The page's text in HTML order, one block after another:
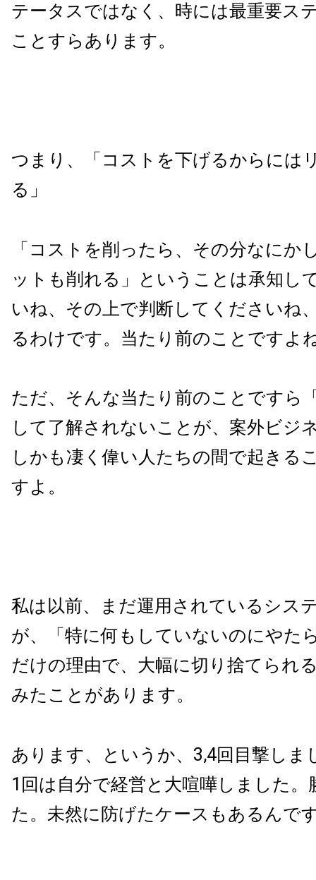
テータスではなく、時には最重要ス
ことすらあります。
つまり、「コストを下げるからには
る」
「コストを削ったら、その分なにか
ットも削れる」ということは承知し
いね、その上で判断してくださいね
るわけです。当たり前のことですよ
ただ、そんな当たり前のことですら
して了解されないことが、案外ビジ
しかも凄く偉い人たちの間で起きる
すよ。
私は以前、まだ運用されているシス
が、「特に何もしていないのにやた
だけの理由で、大幅に切り捨てられ
みたことがあります。
あります、というか、3,4回目撃しま
1回は自分で経営と大喧嘩しました
た。未然に防げたケースもあるんで